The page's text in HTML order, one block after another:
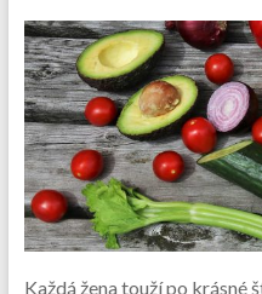
Každá žena touží po krásné